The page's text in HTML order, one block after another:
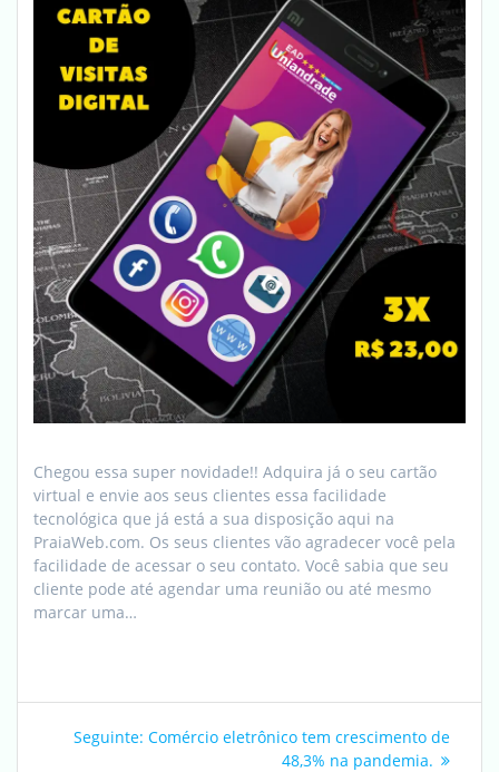
Chegou essa super novidade!! Adquira já o seu cartão
virtual e envie aos seus clientes essa facilidade
tecnológica que já está a sua disposição aqui na
PraiaWeb.com. Os seus clientes vão agradecer você pela
facilidade de acessar o seu contato. Você sabia que seu
cliente pode até agendar uma reunião ou até mesmo
marcar uma…
Seguinte: Comércio eletrônico tem crescimento de
48,3% na pandemia.